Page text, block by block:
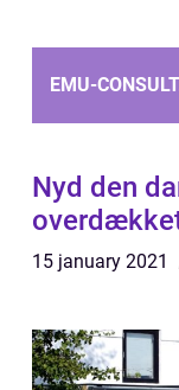
EMU-
Nyd den
15 january 2021